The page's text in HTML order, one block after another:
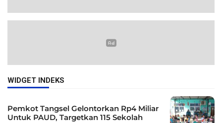
WIDGET INDEKS
Pemkot Tangsel Gelontorkan Rp4 Miliar
Untuk PAUD, Targetkan 115 Sekolah